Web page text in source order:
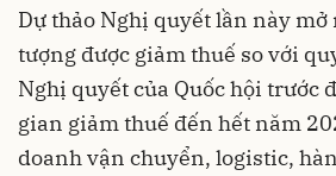
Dự thảo Nghị quyết lần này
tượng được giảm thuế so với
Nghị quyết của Quốc hội trước
gian giảm thuế đến hết năm
doanh vận chuyển, logistic,